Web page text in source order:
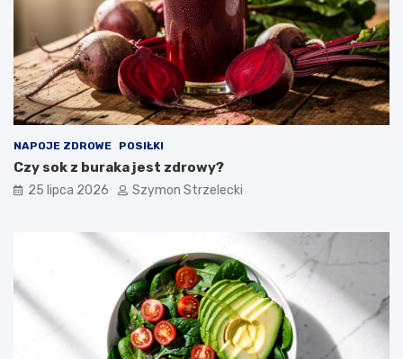
NAPOJE ZDROWE POSIŁKI
Czy sok z buraka jest zdrowy?
25 lipca 2026 Szymon Strzelecki